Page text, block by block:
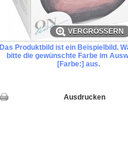
VERGRÖSSERN
Das Produktbild ist ein Beispielbild.
bitte die gewünschte Farbe im
[Farbe:] aus.
Ausdrucken